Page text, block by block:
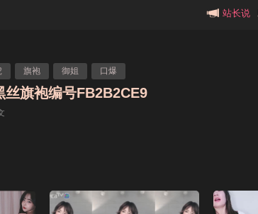
站长说
旗袍 御姐 口爆
丝旗袍编号FB2B2CE9